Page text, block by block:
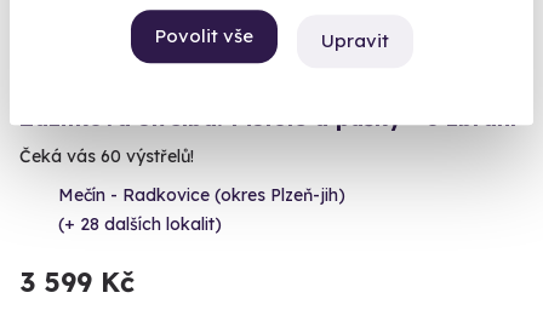
Povolit vše Upravit
Zážitková střelba: Pistole a pušky - 6 zbraní
Čeká vás 60 výstřelů!
Mečín - Radkovice (okres Plzeň-jih)
(+ 28 dalších lokalit)
3 599 Kč